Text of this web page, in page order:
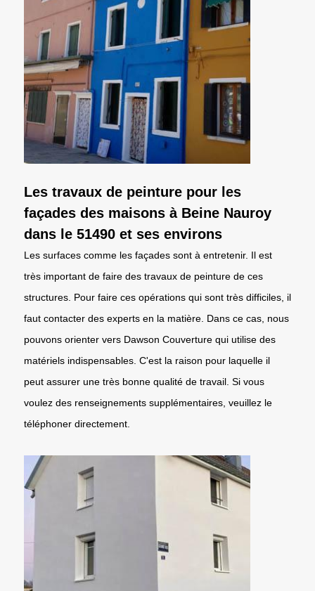
Les travaux de peinture pour les
façades des maisons à Beine Nauroy
dans le 51490 et ses environs
Les surfaces comme les façades sont à entretenir. Il est
très important de faire des travaux de peinture de ces
structures. Pour faire ces opérations qui sont très difficiles, il
faut contacter des experts en la matière. Dans ce cas, nous
pouvons orienter vers Dawson Couverture qui utilise des
matériels indispensables. C'est la raison pour laquelle il
peut assurer une très bonne qualité de travail. Si vous
voulez des renseignements supplémentaires, veuillez le
téléphoner directement.